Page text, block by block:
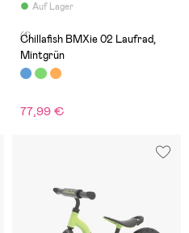
Auf Lager
(1)
Chillafish BMXie 02 Laufrad,
Mintgrün
77,99 €